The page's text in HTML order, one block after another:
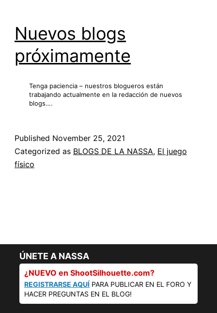
Nuevos blogs
próximamente
Tenga paciencia – nuestros blogueros están
trabajando actualmente en la redacción de nuevos
blogs….
Published November 25, 2021
Categorized as BLOGS DE LA NASSA, El juego
físico
ÚNETE A NASSA
¿NUEVO en ShootSilhouette.com?
REGISTRARSE AQUÍ PARA PUBLICAR EN EL FORO Y
HACER PREGUNTAS EN EL BLOG!